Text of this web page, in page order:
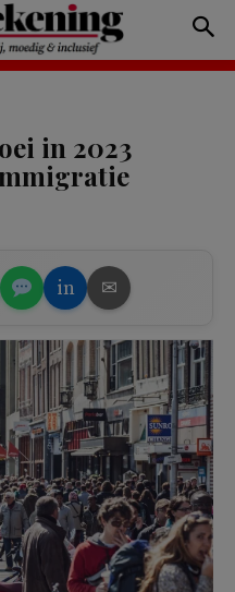
in 2023
in ✉